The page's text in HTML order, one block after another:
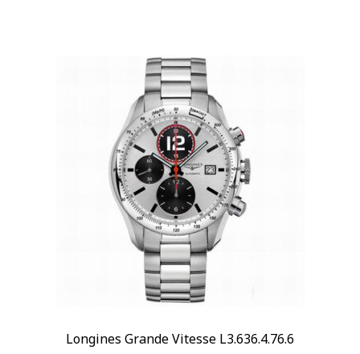
Longines Grande Vitesse L3.636.4.76.6